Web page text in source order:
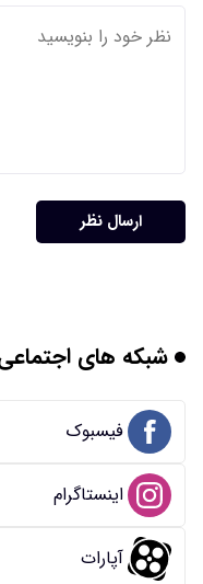
ارسال نظر
شبکه های
فیسبوک
اینستاگرام
آپارات